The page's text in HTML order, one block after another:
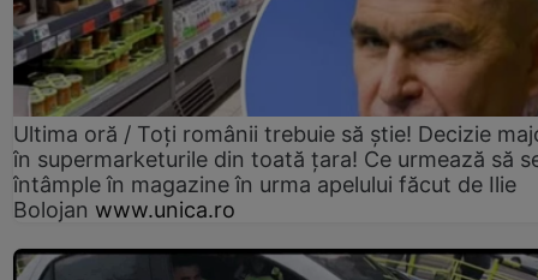
Ultima oră / Toți românii trebuie să știe! Decizie
în supermarketurile din toată țara! Ce urmează să
întâmple în magazine în urma apelului făcut de Ilie
Bolojan www.unica.ro